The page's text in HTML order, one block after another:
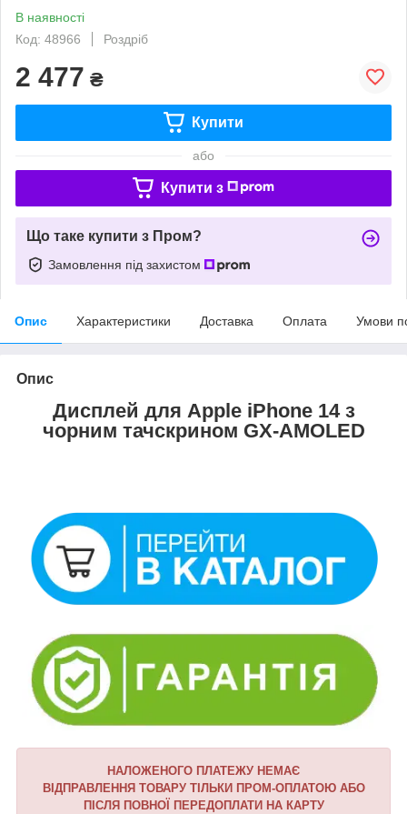
В наявності
Код: 48966
Роздріб
2 477 ₴
Купити
або
Купити з
Що таке купити з Пром?
Замовлення під захистом
Опис Характеристики Доставка Оплата Умови
Опис
Дисплей для Apple iPhone 14 з
чорним тачскрином GX-AMOLED
НАЛОЖЕНОГО ПЛАТЕЖУ НЕМАЄ
ВІДПРАВЛЕННЯ ТОВАРУ ТІЛЬКИ ПРОМ-ОПЛАТОЮ АБО
ПІСЛЯ ПОВНОЇ ПЕРЕДОПЛАТИ НА КАРТУ